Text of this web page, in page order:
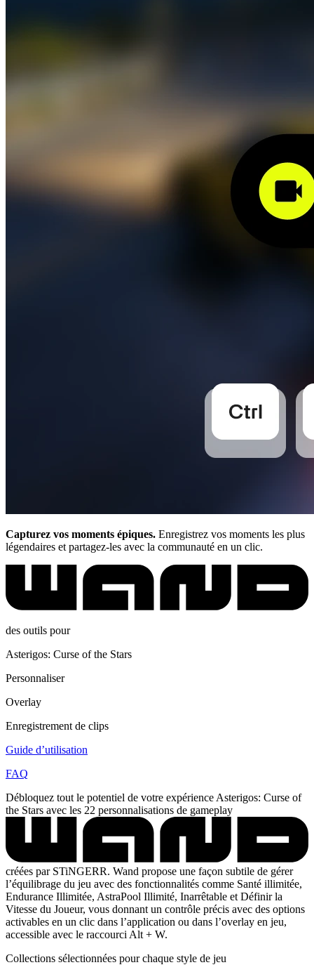
Capturez vos moments épiques. Enregistrez vos moments les plus
légendaires et partagez-les avec la communauté en un clic.
des outils pour
Asterigos: Curse of the Stars
Personnaliser
Overlay
Enregistrement de clips
Guide d’utilisation
FAQ
Débloquez tout le potentiel de votre expérience Asterigos: Curse of
the Stars avec les 22 personnalisations de gameplay
créées par STiNGERR. Wand propose une façon subtile de gérer
l’équilibrage du jeu avec des fonctionnalités comme Santé illimitée,
Endurance Illimitée, AstraPool Illimité, Inarrêtable et Définir la
Vitesse du Joueur, vous donnant un contrôle précis avec des options
activables en un clic dans l’application ou dans l’overlay en jeu,
accessible avec le raccourci Alt + W.
Collections sélectionnées pour chaque style de jeu